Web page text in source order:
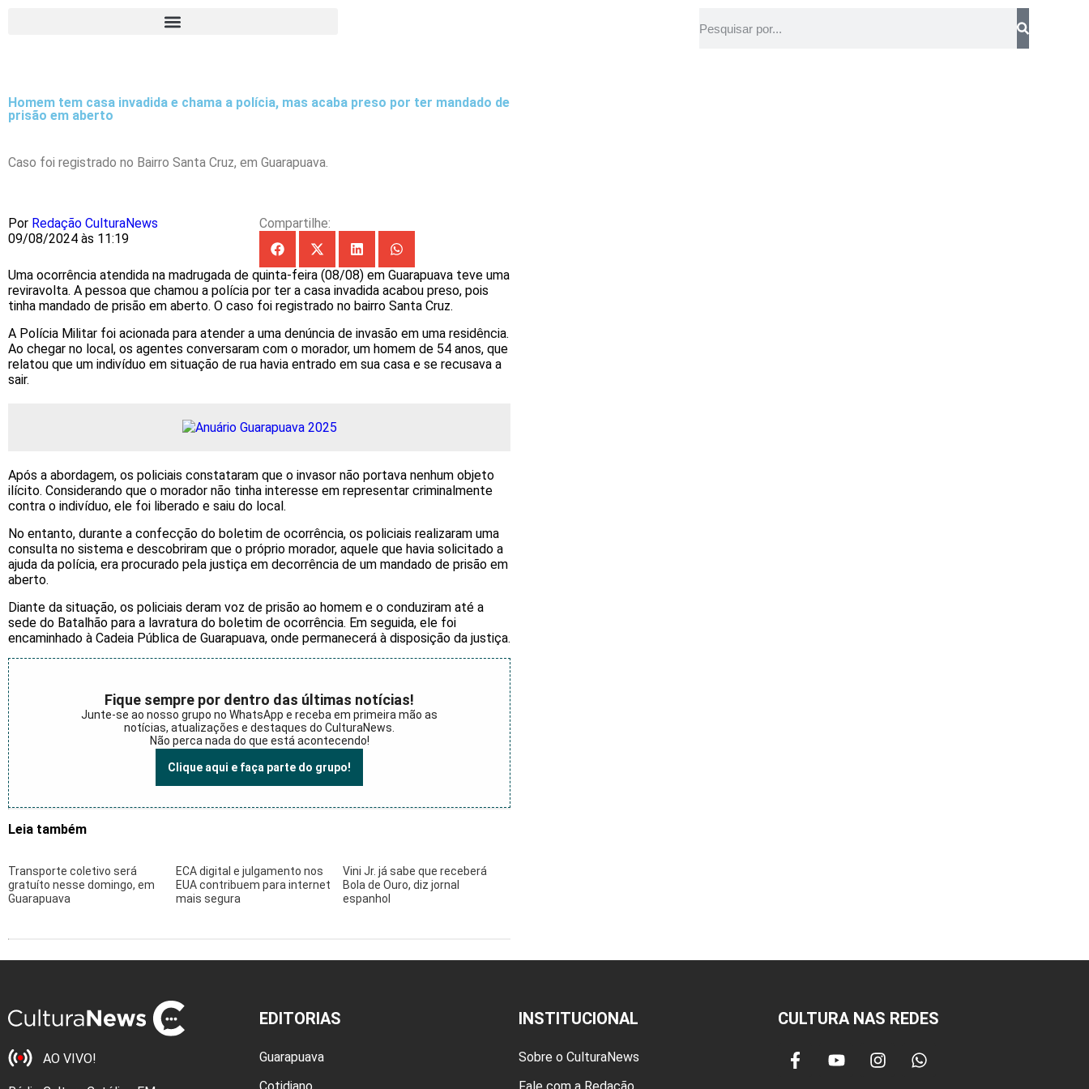
Homem tem casa invadida e chama a polícia, mas acaba preso por ter mandado de
prisão em aberto
Caso foi registrado no Bairro Santa Cruz, em Guarapuava.
Por Redação CulturaNews
09/08/2024 às 11:19
Compartilhe:
Uma ocorrência atendida na madrugada de quinta-feira (08/08) em Guarapuava teve uma
reviravolta. A pessoa que chamou a polícia por ter a casa invadida acabou preso, pois
tinha mandado de prisão em aberto. O caso foi registrado no bairro Santa Cruz.
A Polícia Militar foi acionada para atender a uma denúncia de invasão em uma residência.
Ao chegar no local, os agentes conversaram com o morador, um homem de 54 anos, que
relatou que um indivíduo em situação de rua havia entrado em sua casa e se recusava a
sair.
Após a abordagem, os policiais constataram que o invasor não portava nenhum objeto
ilícito. Considerando que o morador não tinha interesse em representar criminalmente
contra o indivíduo, ele foi liberado e saiu do local.
No entanto, durante a confecção do boletim de ocorrência, os policiais realizaram uma
consulta no sistema e descobriram que o próprio morador, aquele que havia solicitado a
ajuda da polícia, era procurado pela justiça em decorrência de um mandado de prisão em
aberto.
Diante da situação, os policiais deram voz de prisão ao homem e o conduziram até a
sede do Batalhão para a lavratura do boletim de ocorrência. Em seguida, ele foi
encaminhado à Cadeia Pública de Guarapuava, onde permanecerá à disposição da justiça.
Fique sempre por dentro das últimas notícias!
Junte-se ao nosso grupo no WhatsApp e receba em primeira mão as
notícias, atualizações e destaques do CulturaNews.
Não perca nada do que está acontecendo!
Clique aqui e faça parte do grupo!
Leia também
Transporte coletivo será
gratuíto nesse domingo, em
Guarapuava
ECA digital e julgamento nos
EUA contribuem para internet
mais segura
Vini Jr. já sabe que receberá
Bola de Ouro, diz jornal
espanhol
AO VIVO!
EDITORIAS
Guarapuava
INSTITUCIONAL
Sobre o CulturaNews
CULTURA NAS REDES